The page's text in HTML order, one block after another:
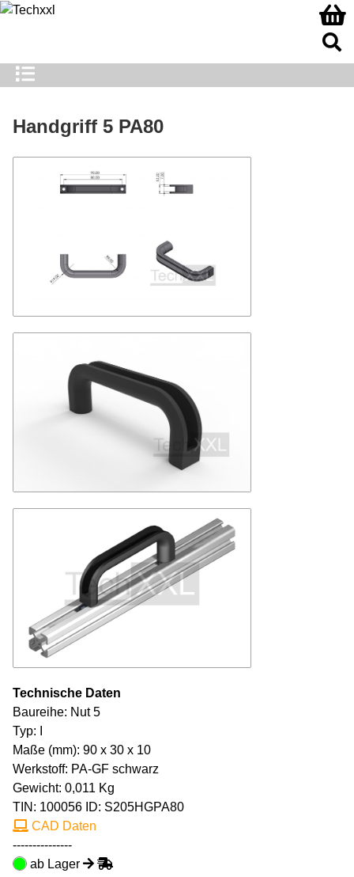
Handgriff 5 PA80
Technische Daten
Baureihe: Nut 5
Typ: I
Maße (mm): 90 x 30 x 10
Werkstoff: PA-GF schwarz
Gewicht: 0,011 Kg
TIN: 100056 ID: S205HGPA80
CAD Daten
---------------
ab Lager